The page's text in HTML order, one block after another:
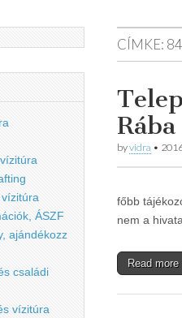
CÍMKE:
byvidra •
főbb
nem a
Read
ÁSZF
ajándékozz
családi
vízitúra